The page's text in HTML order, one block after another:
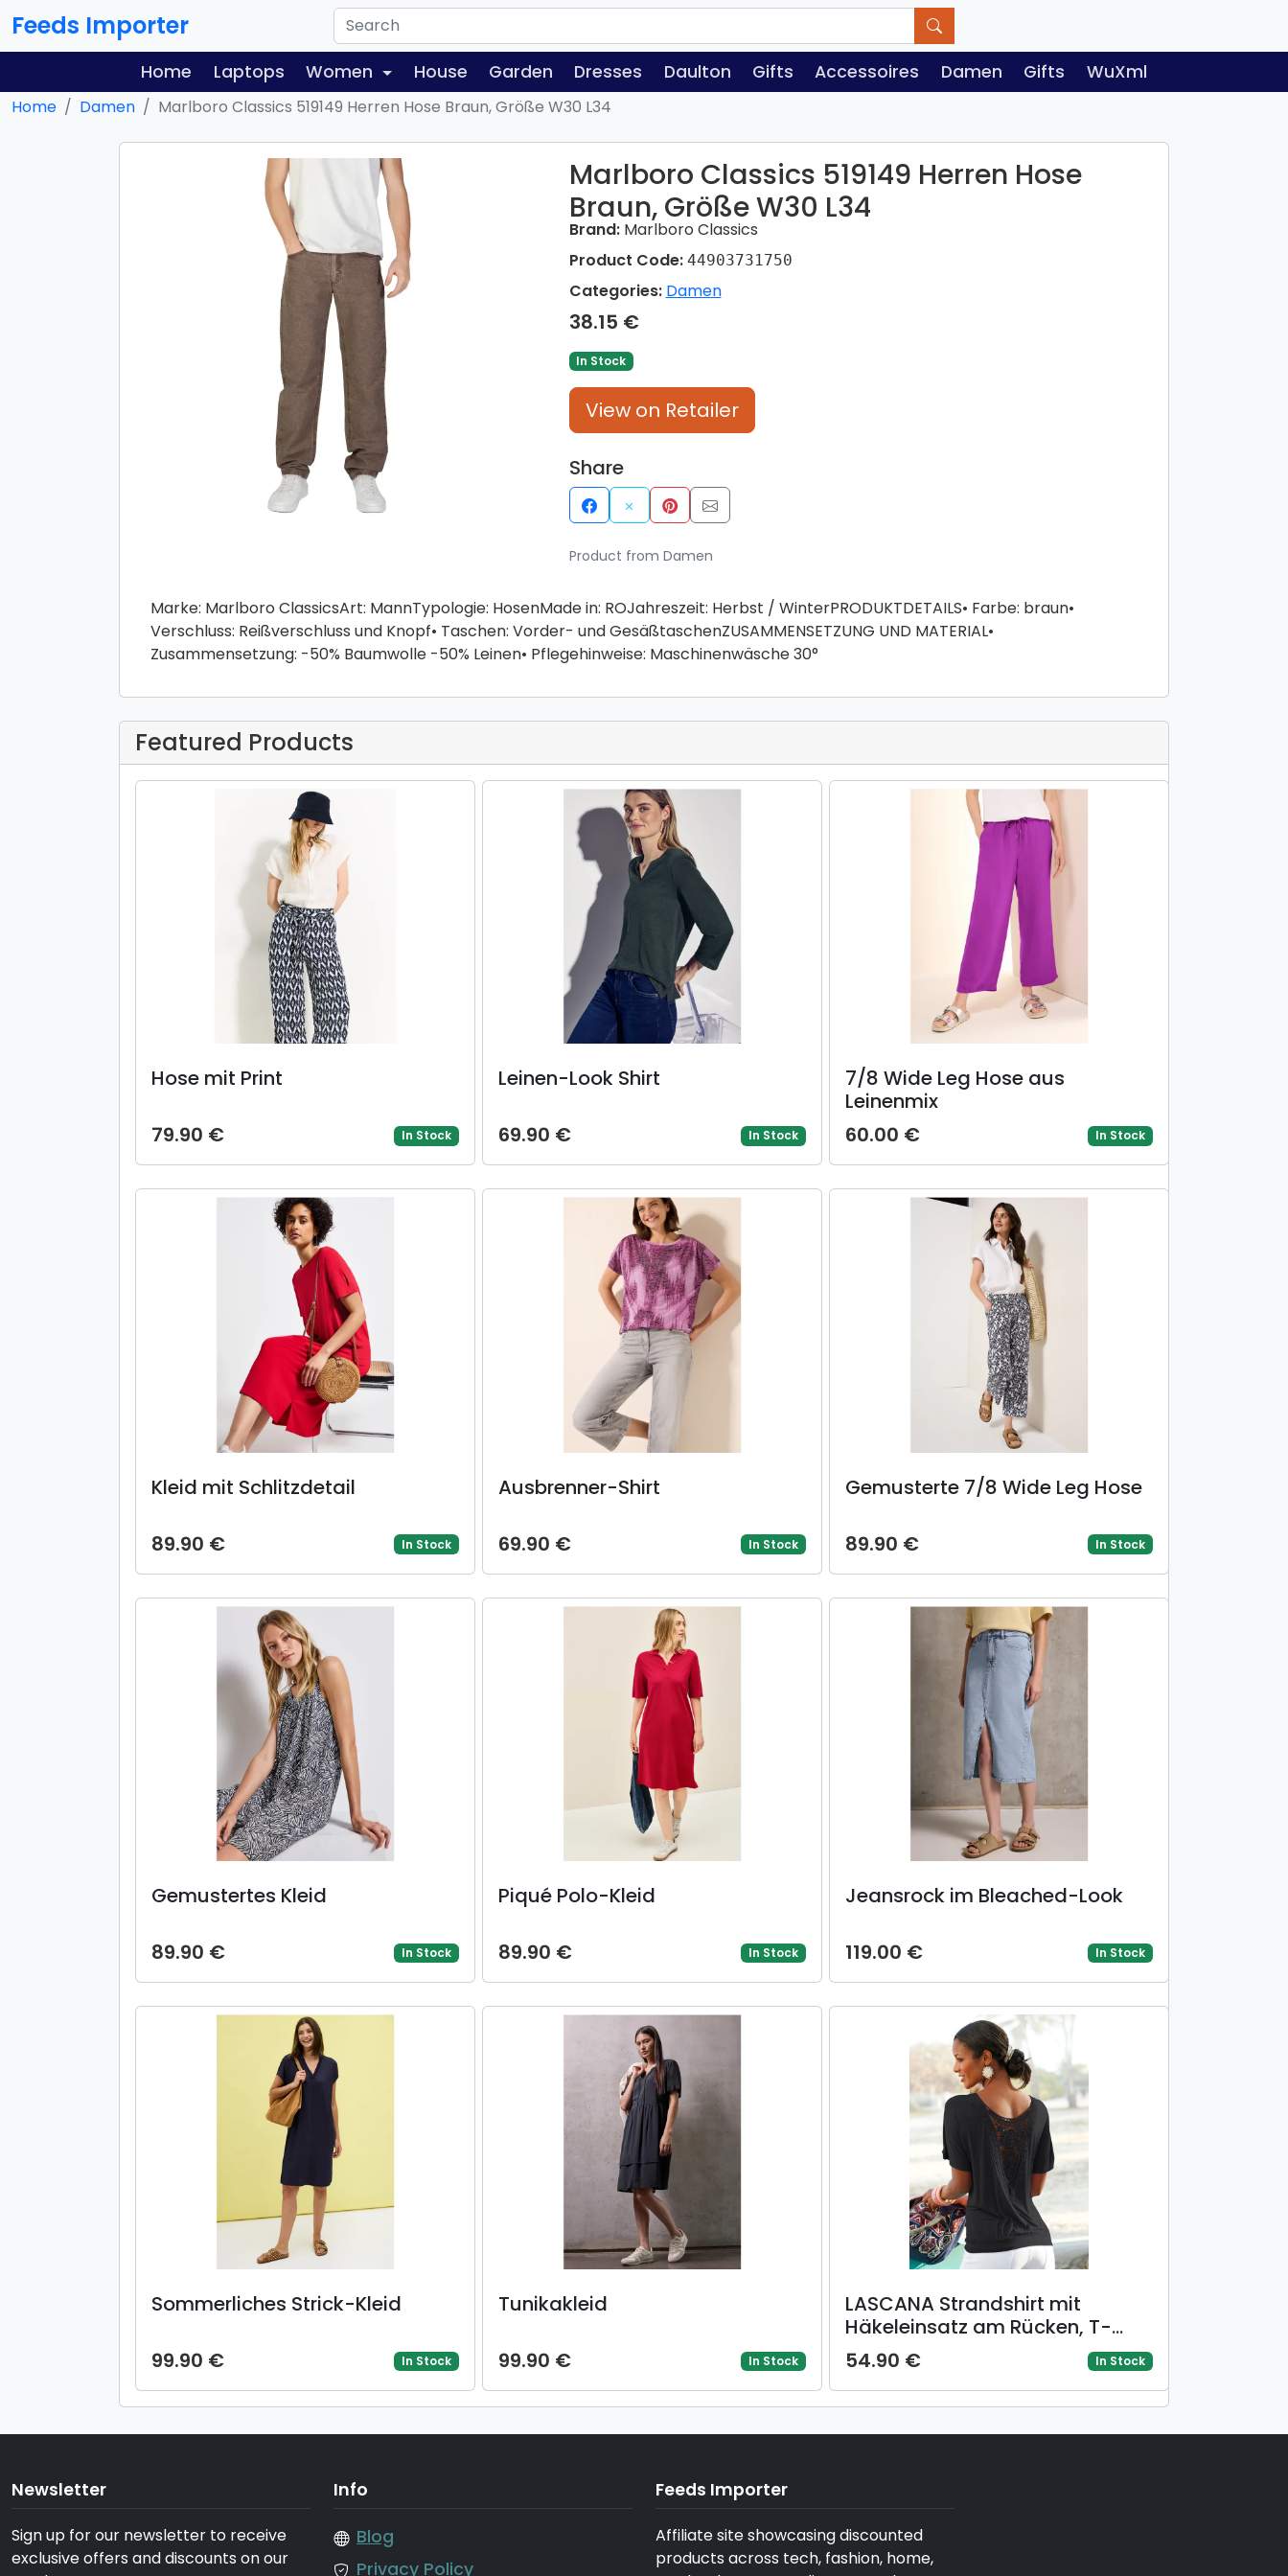
Feeds Importer
Home Laptops Women House Garden Dresses Daulton Gifts Accessoires Damen Gifts WuXml
Home Damen Marlboro Classics 519149 Herren Hose Braun, Größe W30 L34
Marlboro Classics 519149 Herren Hose
Braun, Größe W30 L34
Brand:Marlboro Classics
Product Code: 44903731750
Categories: Damen
38.15 €
In Stock
View on Retailer
Share
Product from Damen
Marke: Marlboro ClassicsArt: MannTypologie: HosenMade in: ROJahreszeit: Herbst / WinterPRODUKTDETAILS• Farbe: braun•
Verschluss: Reißverschluss und Knopf• Taschen: Vorder- und GesäßtaschenZUSAMMENSETZUNG UND MATERIAL•
Zusammensetzung: -50% Baumwolle -50% Leinen• Pflegehinweise: Maschinenwäsche 30°
Featured Products
Hose mit Print
79.90 € In Stock
Leinen-Look Shirt
69.90 € In Stock
7/8 Wide Leg Hose aus
Leinenmix
60.00 €
In Stock
Kleid mit Schlitzdetail
89.90 € In Stock
Ausbrenner-Shirt
69.90 € In Stock
Gemusterte 7/8 Wide Leg Hose
89.90 € In Stock
Gemustertes Kleid
89.90 € In Stock
Piqué Polo-Kleid
89.90 € In Stock
Jeansrock im Bleached-Look
119.00 € In Stock
Sommerliches Strick-Kleid
99.90 € In Stock
Tunikakleid
99.90 € In Stock
LASCANA Strandshirt mit
Häkeleinsatz am Rücken, T-
Shirt, weite Passform, luftig und
locker
54.90 € In Stock
Newsletter
Sign up for our newsletter to receive
exclusive offers and discounts on our
Info
Blog
Privacy Policy
Feeds Importer
Affiliate site showcasing discounted
products across tech, fashion, home,